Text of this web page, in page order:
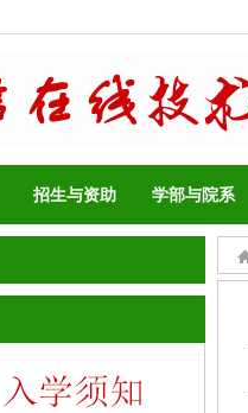
招生与资助 学部与院系